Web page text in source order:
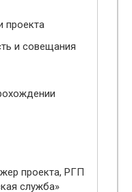
проекта
и совещания
проекта, РГП
служба»